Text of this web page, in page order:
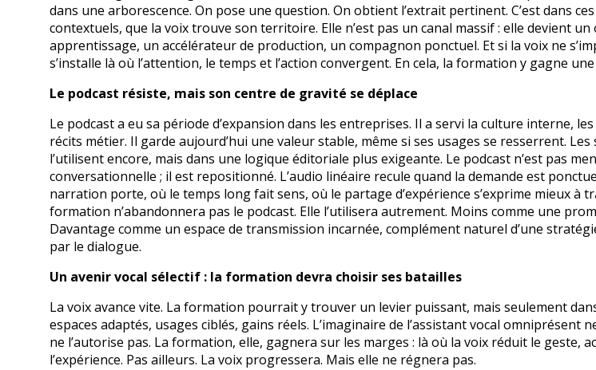
dans une arborescence. On pose une question. On obtient l’extrait pertinent. C’est dans
contextuels, que la voix trouve son territoire. Elle n’est pas un canal massif : elle devient
apprentissage, un accélérateur de production, un compagnon ponctuel. Et si la voix ne
s’installe là où l’attention, le temps et l’action convergent. En cela, la formation y gagne
Le podcast résiste, mais son centre de gravité se déplace
Le podcast a eu sa période d’expansion dans les entreprises. Il a servi la culture interne,
récits métier. Il garde aujourd’hui une valeur stable, même si ses usages se resserrent.
l’utilisent encore, mais dans une logique éditoriale plus exigeante. Le podcast n’est pas
conversationnelle ; il est repositionné. L’audio linéaire recule quand la demande est
narration porte, où le temps long fait sens, où le partage d’expérience s’exprime mieux à
formation n’abandonnera pas le podcast. Elle l’utilisera autrement. Moins comme une
Davantage comme un espace de transmission incarnée, complément naturel d’une
par le dialogue.
Un avenir vocal sélectif : la formation devra choisir ses batailles
La voix avance vite. La formation pourrait y trouver un levier puissant, mais seulement
espaces adaptés, usages ciblés, gains réels. L’imaginaire de l’assistant vocal omniprésent
ne l’autorise pas. La formation, elle, gagnera sur les marges : là où la voix réduit le geste,
l’expérience. Pas ailleurs. La voix progressera. Mais elle ne régnera pas.